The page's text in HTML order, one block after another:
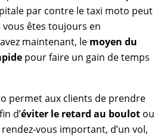
par contre le taxi moto peut
vous êtes toujours en
maintenant, le moyen du
pour faire un gain de temps
permet aux clients de prendre
d’éviter le retard au boulot ou
rendez-vous important, d’un vol,